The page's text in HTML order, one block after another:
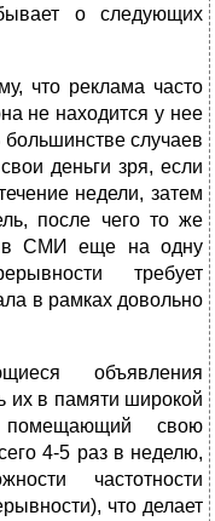
о следующих
что реклама часто
не находится у нее
большинстве случаев
деньги зря, если
недели, затем
после чего то же
в СМИ еще на одну
требует
в рамках довольно
объявления
их в памяти широкой
помещающий свою
4-5 раз в неделю,
частотности
что делает